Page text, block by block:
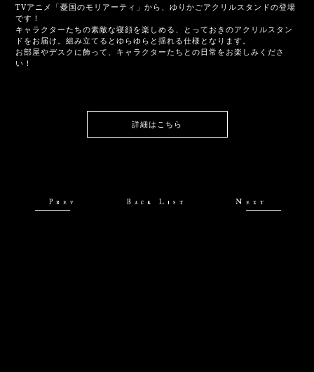
TVアニメ「憂国のモリアーティ」から、ゆりかごアクリルスタンドの登場
です！
キャラクターたちの素敵な寝顔を楽しめる、とっておきのアクリルスタン
ドをお届け。組み立てるとゆらゆらと揺れる仕様となります。
お部屋やデスクに飾って、キャラクターたちとの日常をお楽しみくださ
い！
詳細はこちら
Prev Back List Next